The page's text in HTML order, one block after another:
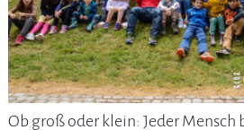
Ob groß oder klein: Jeder